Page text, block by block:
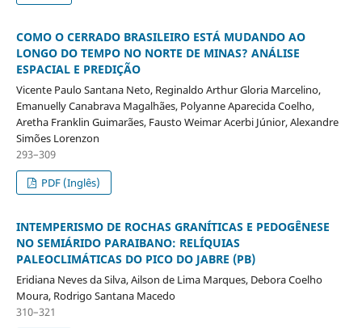
COMO O CERRADO BRASILEIRO ESTÁ MUDANDO AO
LONGO DO TEMPO NO NORTE DE MINAS? ANÁLISE
ESPACIAL E PREDIÇÃO
Vicente Paulo Santana Neto, Reginaldo Arthur Gloria Marcelino,
Emanuelly Canabrava Magalhães, Polyanne Aparecida Coelho,
Aretha Franklin Guimarães, Fausto Weimar Acerbi Júnior, Alexandre
Simões Lorenzon
293–309
PDF (Inglês)
INTEMPERISMO DE ROCHAS GRANÍTICAS E PEDOGÊNESE
NO SEMIÁRIDO PARAIBANO: RELÍQUIAS
PALEOCLIMÁTICAS DO PICO DO JABRE (PB)
Eridiana Neves da Silva, Ailson de Lima Marques, Debora Coelho
Moura, Rodrigo Santana Macedo
310–321